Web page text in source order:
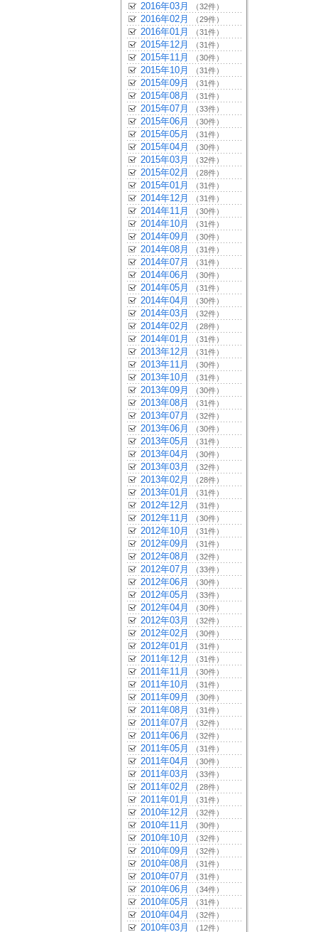
2016年03月 （32件）
2016年02月 （29件）
2016年01月 （31件）
2015年12月 （31件）
2015年11月 （30件）
2015年10月 （31件）
2015年09月 （31件）
2015年08月 （31件）
2015年07月 （33件）
2015年06月 （30件）
2015年05月 （31件）
2015年04月 （30件）
2015年03月 （32件）
2015年02月 （28件）
2015年01月 （31件）
2014年12月 （31件）
2014年11月 （30件）
2014年10月 （31件）
2014年09月 （30件）
2014年08月 （31件）
2014年07月 （31件）
2014年06月 （30件）
2014年05月 （31件）
2014年04月 （30件）
2014年03月 （32件）
2014年02月 （28件）
2014年01月 （31件）
2013年12月 （31件）
2013年11月 （30件）
2013年10月 （31件）
2013年09月 （30件）
2013年08月 （31件）
2013年07月 （32件）
2013年06月 （30件）
2013年05月 （31件）
2013年04月 （30件）
2013年03月 （32件）
2013年02月 （28件）
2013年01月 （31件）
2012年12月 （31件）
2012年11月 （30件）
2012年10月 （31件）
2012年09月 （31件）
2012年08月 （32件）
2012年07月 （33件）
2012年06月 （30件）
2012年05月 （33件）
2012年04月 （30件）
2012年03月 （32件）
2012年02月 （30件）
2012年01月 （31件）
2011年12月 （31件）
2011年11月 （30件）
2011年10月 （31件）
2011年09月 （30件）
2011年08月 （31件）
2011年07月 （32件）
2011年06月 （32件）
2011年05月 （31件）
2011年04月 （30件）
2011年03月 （33件）
2011年02月 （28件）
2011年01月 （31件）
2010年12月 （32件）
2010年11月 （30件）
2010年10月 （32件）
2010年09月 （32件）
2010年08月 （31件）
2010年07月 （31件）
2010年06月 （34件）
2010年05月 （31件）
2010年04月 （32件）
2010年03月 （12件）